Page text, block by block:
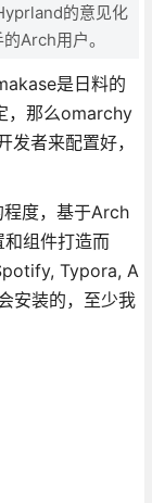
的意见化
Arch用户。
是日料的
，那么omarchy
者来配置好，
度，基于Arch
组件打造而
Typora, A
安装的，至少我